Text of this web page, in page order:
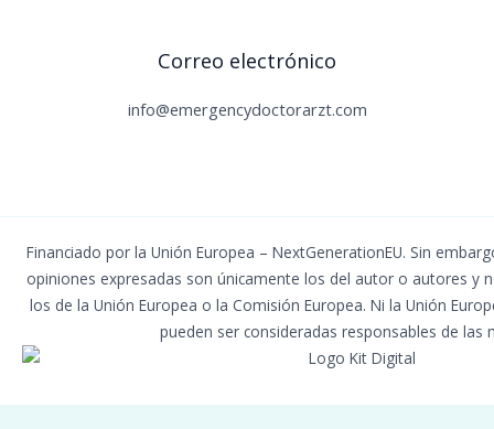
Correo electrónico
info@emergencydoctorarzt.com
Financiado por la Unión Europea – NextGenerationEU. Sin
opiniones expresadas son únicamente los del autor o autores y
los de la Unión Europea o la Comisión Europea. Ni la Unión
pueden ser consideradas responsables de las